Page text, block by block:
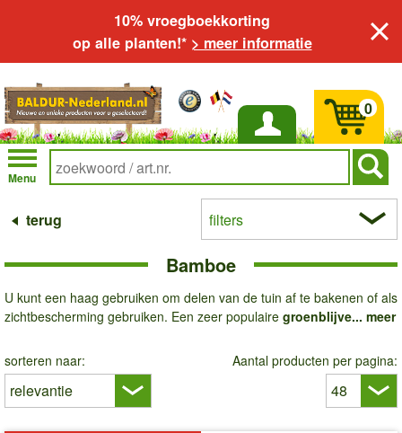
10% vroegboekkorting
op alle planten!* > meer informatie
Inloggen
Menu
0
terug filters
Bamboe
U kunt een haag gebruiken om delen van de tuin af te bakenen of als
zichtbescherming gebruiken. Een zeer populaire groenblijve... meer
sorteren naar: Aantal producten per pagina: